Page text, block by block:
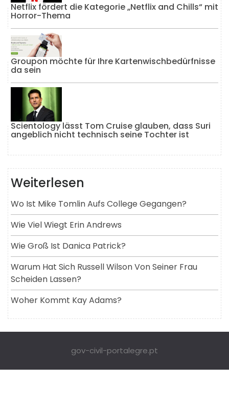
Netflix fördert die Kategorie „Netflix and Chills“ mit
Horror-Thema
Groupon möchte für Ihre Kartenwischbedürfnisse
da sein
Scientology lässt Tom Cruise glauben, dass Suri
angeblich nicht technisch seine Tochter ist
Weiterlesen
Wo Ist Mike Tomlin Aufs College Gegangen?
Wie Viel Wiegt Erin Andrews
Wie Groß Ist Danica Patrick?
Warum Hat Sich Russell Wilson Von Seiner Frau
Scheiden Lassen?
Woher Kommt Kay Adams?
gov-civil-portalegre.pt